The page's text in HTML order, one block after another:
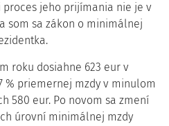
jeho prijímania nie je v
som sa zákon o minimálnej
roku dosiahne 623 eur v
% priemernej mzdy v minulom
580 eur. Po novom sa zmení
úrovní minimálnej mzdy